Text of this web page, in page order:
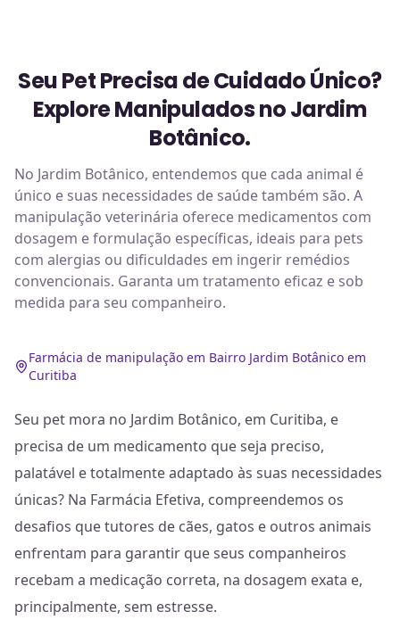
Seu Pet Precisa de Cuidado Único?
Explore Manipulados no Jardim
Botânico.
No Jardim Botânico, entendemos que cada animal é
único e suas necessidades de saúde também são. A
manipulação veterinária oferece medicamentos com
dosagem e formulação específicas, ideais para pets
com alergias ou dificuldades em ingerir remédios
convencionais. Garanta um tratamento eficaz e sob
medida para seu companheiro.
Farmácia de manipulação em Bairro Jardim Botânico em
Curitiba
Seu pet mora no Jardim Botânico, em Curitiba, e
precisa de um medicamento que seja preciso,
palatável e totalmente adaptado às suas necessidades
únicas? Na Farmácia Efetiva, compreendemos os
desafios que tutores de cães, gatos e outros animais
enfrentam para garantir que seus companheiros
recebam a medicação correta, na dosagem exata e,
principalmente, sem estresse.